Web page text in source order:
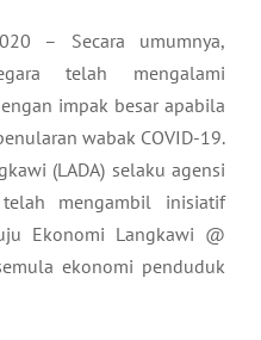
– Secara umumnya,
telah mengalami
impak besar apabila
wabak COVID-19.
(LADA) selaku agensi
mengambil inisiatif
Ekonomi Langkawi @
ekonomi penduduk